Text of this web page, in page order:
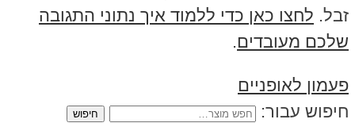
זבל. לחצו כאן כדי ללמוד איך נתוני התגובה
שלכם מעובדים.
פעמון לאופניים
חיפוש עבור: